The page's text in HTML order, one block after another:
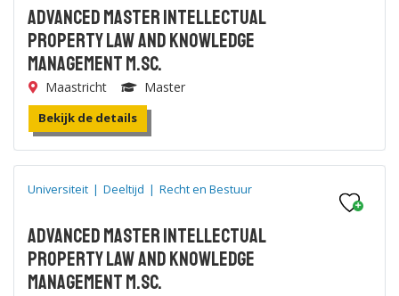
Advanced Master Intellectual
Property Law and Knowledge
Management M.Sc.
Maastricht Master
Bekijk de details
Universiteit | Deeltijd | Recht en Bestuur
Advanced Master Intellectual
Property Law and Knowledge
Management M.Sc.